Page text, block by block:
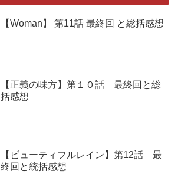
【Woman】 第11話 最終回 と総括感想
【正義の味方】第１０話 最終回と総
括感想
【ビューティフルレイン】第12話 最
終回と統括感想